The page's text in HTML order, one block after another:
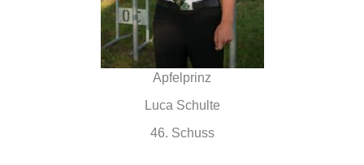
Apfelprinz
Luca Schulte
46. Schuss